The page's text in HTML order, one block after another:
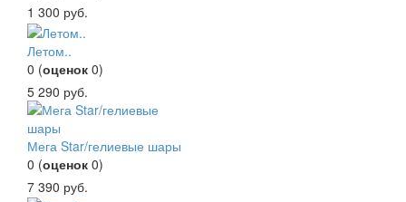
1 300 руб.
Летом..
0 (оценок 0)
5 290 руб.
Мега Star/гелиевые шары
0 (оценок 0)
7 390 руб.